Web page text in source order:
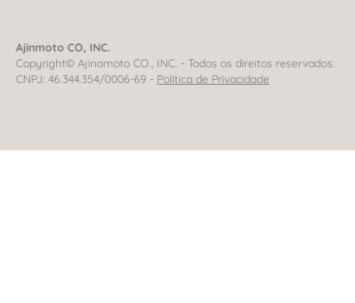
Ajinmoto CO, INC.
Copyright© Ajinomoto CO., INC. - Todos os direitos reservados.
CNPJ: 46.344.354/0006-69 - Política de Privacidade